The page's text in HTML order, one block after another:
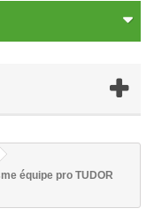
équipe pro TUDOR